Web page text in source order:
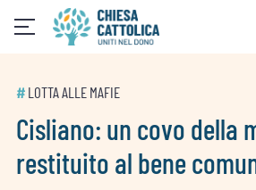
# LOTTA ALLE MAFIE
Cisliano: un covo della
restituito al bene